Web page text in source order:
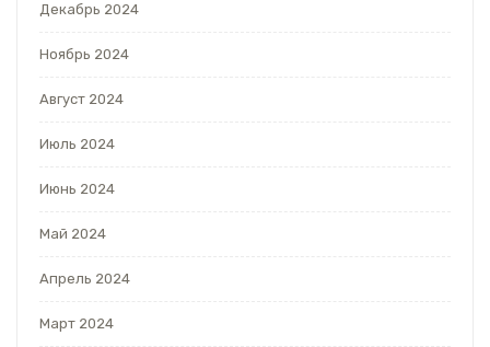
Декабрь 2024
Ноябрь 2024
Август 2024
Июль 2024
Июнь 2024
Май 2024
Апрель 2024
Март 2024